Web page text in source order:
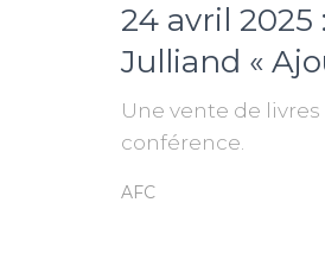
24 avril
Julliand «
Une vente de
conférence.
AFC